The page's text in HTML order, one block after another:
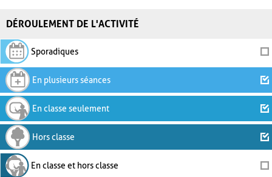
DÉROULEMENT DE L'ACTIVITÉ
Sporadiques
En plusieurs séances
En classe seulement
Hors classe
En classe et hors classe